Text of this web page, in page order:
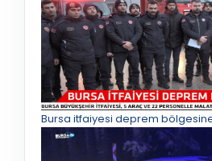
Bursa itfaiyesi deprem